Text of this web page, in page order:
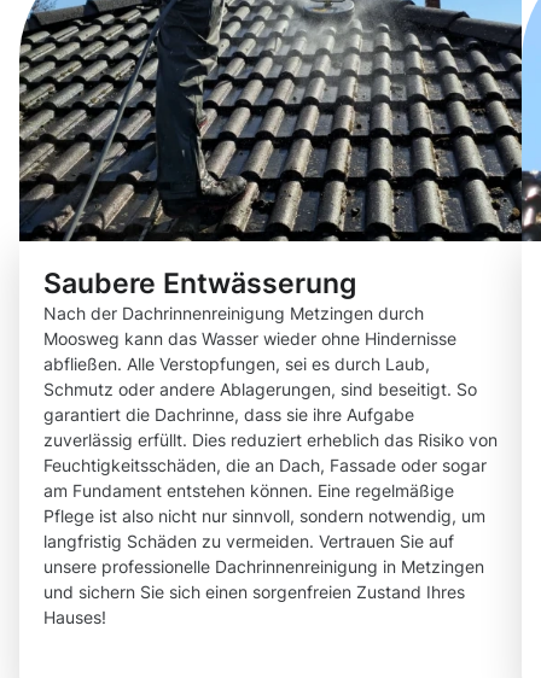
Saubere Entwässerung
Nach der Dachrinnenreinigung Metzingen durch
Moosweg kann das Wasser wieder ohne Hindernisse
abfließen. Alle Verstopfungen, sei es durch Laub,
Schmutz oder andere Ablagerungen, sind beseitigt. So
garantiert die Dachrinne, dass sie ihre Aufgabe
zuverlässig erfüllt. Dies reduziert erheblich das Risiko von
Feuchtigkeitsschäden, die an Dach, Fassade oder sogar
am Fundament entstehen können. Eine regelmäßige
Pflege ist also nicht nur sinnvoll, sondern notwendig, um
langfristig Schäden zu vermeiden. Vertrauen Sie auf
unsere professionelle Dachrinnenreinigung in Metzingen
und sichern Sie sich einen sorgenfreien Zustand Ihres
Hauses!